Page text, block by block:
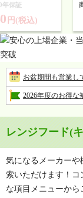
年保証
円(税込)
お盆期間も営業し
2026年度のお得な
レンジフード(
気になるメーカーや
索いただけます！コ
な項目メニューから